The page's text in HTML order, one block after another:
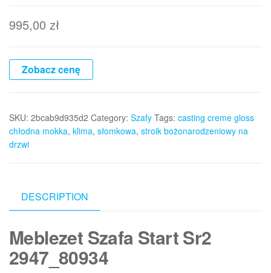
995,00 zł
Zobacz cenę
SKU: 2bcab9d935d2 Category: Szafy Tags: casting creme gloss
chłodna mokka, klima, słomkowa, stroik bożonarodzeniowy na
drzwi
DESCRIPTION
Meblezet Szafa Start Sr2
2947_80934